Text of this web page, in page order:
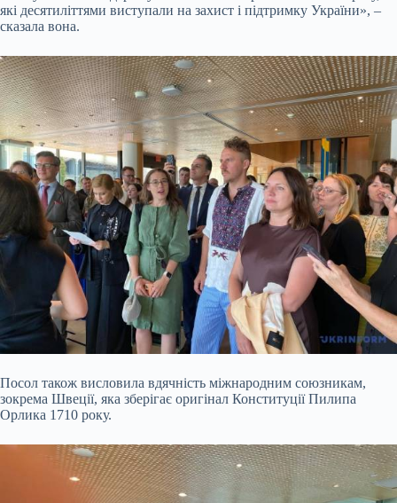
які десятиліттями виступали на захист і підтримку України», –
сказала вона.
Посол також висловила вдячність міжнародним союзникам,
зокрема Швеції, яка зберігає оригінал Конституції Пилипа
Орлика 1710 року.